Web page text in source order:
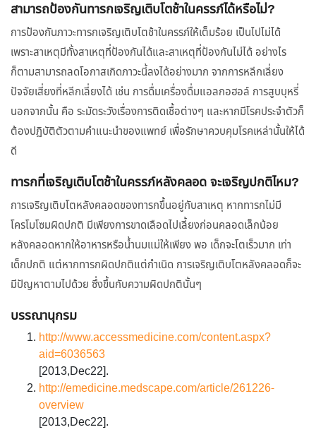
สามารถป้องกันทารกเจริญเติบโตช้าในครรภ์ได้หรือไม่?
การป้องกันภาวะทารกเจริญเติบโตช้าในครรภ์ให้เต็มร้อย เป็นไปไม่ได้
เพราะสาเหตุมีทั้งสาเหตุที่ป้องกันได้และสาเหตุที่ป้องกันไม่ได้ อย่างไร
ก็ตามสามารถลดโอกาสเกิดภาวะนี้ลงได้อย่างมาก จากการหลีกเลี่ยง
ปัจจัยเสี่ยงที่หลีกเลี่ยงได้ เช่น การดื่มเครื่องดื่มแอลกอฮอล์ การสูบบุหรี่
นอกจากนั้น คือ ระมัดระวังเรื่องการติดเชื้อต่างๆ และหากมีโรคประจำตัวก็
ต้องปฏิบัติตัวตามคำแนะนำของแพทย์ เพื่อรักษาควบคุมโรคเหล่านั้นให้ได้
ดี
ทารกที่เจริญเติบโตช้าในครรภ์หลังคลอด จะเจริญปกติไหม?
การเจริญเติบโตหลังคลอดของทารกขึ้นอยู่กับสาเหตุ หากทารกไม่มี
โครโมโซมผิดปกติ มีเพียงการขาดเลือดไปเลี้ยงก่อนคลอดเล็กน้อย
หลังคลอดหากให้อาหารหรือน้ำนมแม่ให้เพียง พอ เด็กจะโตเร็วมาก เท่า
เด็กปกติ แต่หากทารกผิดปกติแต่กำเนิด การเจริญเติบโตหลังคลอดก็จะ
มีปัญหาตามไปด้วย ซึ่งขึ้นกับความผิดปกตินั้นๆ
บรรณานุกรม
http://www.accessmedicine.com/content.aspx?
aid=6036563
[2013,Dec22].
http://emedicine.medscape.com/article/261226-
overview
[2013,Dec22].